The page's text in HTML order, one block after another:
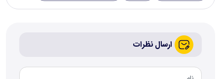
ارسال نظرات